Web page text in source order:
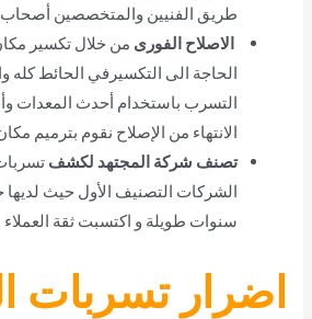
طريق الفنيين والمتخصصين أصحاب
الاصلاح الفورى من خلال تكسير
الحاجة الى التكسيرفي الحائط كله
التسرب باستخدام أحدث المعدات
الانتهاء من الإصلاح نقوم بترميم
تصنف شركة المجتهد لكشف
الشركات التصنيف الأول حيث لديها
سنوات طويلة و اكتسبت ثقة العملاء .
اضرار تسربات